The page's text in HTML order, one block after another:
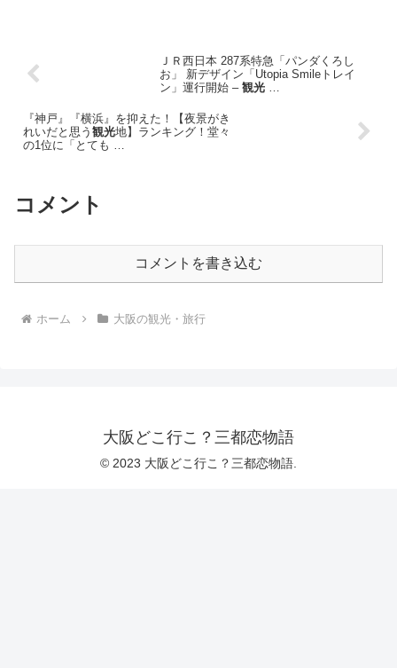
ＪＲ西日本 287系特急「パンダくろし
お」 新デザイン「Utopia Smileトレイ
ン」運行開始 – 観光…
『神戸』『横浜』を抑えた！【夜景がき
れいだと思う 観光地】ランキング！堂々
の1位に「とても …
コメント
コメントを書き込む
ホーム 大阪の観光・旅行
大阪どこ行こ？三都恋物語
© 2023 大阪どこ行こ？三都恋物語.